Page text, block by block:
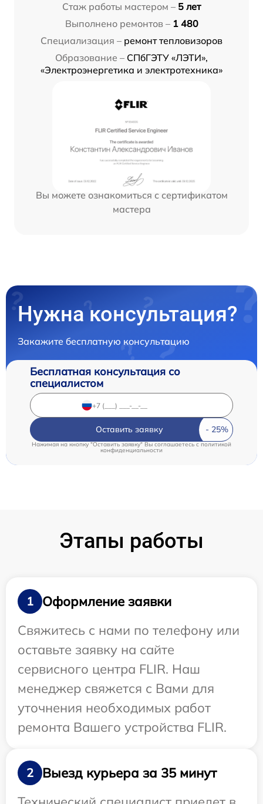
Стаж работы мастером – 5 лет
Выполнено ремонтов – 1 480
Специализация – ремонт тепловизоров
Образование – СПбГЭТУ «ЛЭТИ»,
«Электроэнергетика и электротехника»
Вы можете ознакомиться с сертификатом
мастера
Нужна консультация?
Закажите бесплатную консультацию
Бесплатная консультация со
специалистом
Оставить заявку
Нажимая на кнопку "Оставить заявку" Вы соглашаетесь c политикой
конфиденциальности
Этапы работы
1
Оформление заявки
Свяжитесь с нами по телефону или
оставьте заявку на сайте
сервисного центра FLIR. Наш
менеджер свяжется с Вами для
уточнения необходимых работ
ремонта Вашего устройства FLIR.
2
Выезд курьера за 35 минут